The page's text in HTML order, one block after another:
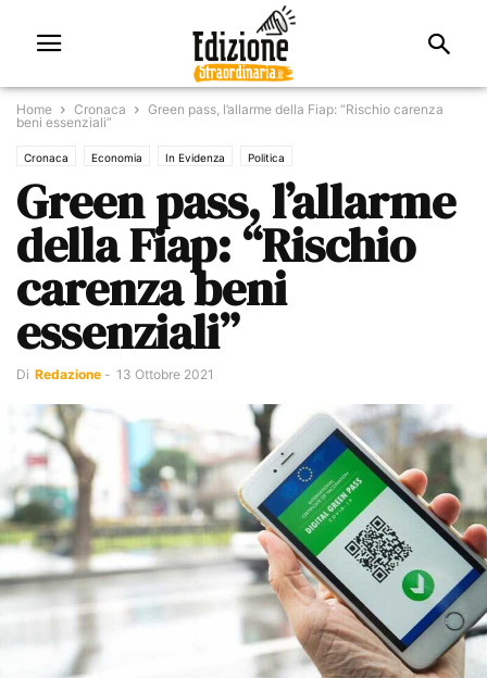
Home Cronaca
Green pass, l’allarme della Fiap: “Rischio carenza
beni essenziali”
Cronaca Economia In Evidenza Politica
Green pass, l’allarme
della Fiap: “Rischio
carenza beni
essenziali”
Di Redazione - 13 Ottobre 2021